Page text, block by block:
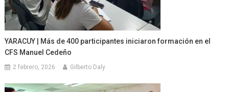
YARACUY | Más de 400 participantes iniciaron formación en el
CFS Manuel Cedeño
2 febrero, 2026 Gilberto Daly